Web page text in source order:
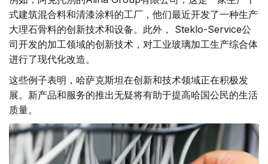
式建筑混合料和清漆涂料的工厂，他们最近开发了一种生产
大理石骨料的创新技术和设备。此外， Steklo-Service公
司开发的加工领域的创新技术，对工业玻璃加工生产综合体
进行了现代化改造。
这些例子表明，哈萨克斯坦在创新和技术领域正在积极发
展。新产品和服务的推出无疑将有助于提高哈国公民的生活
质量。